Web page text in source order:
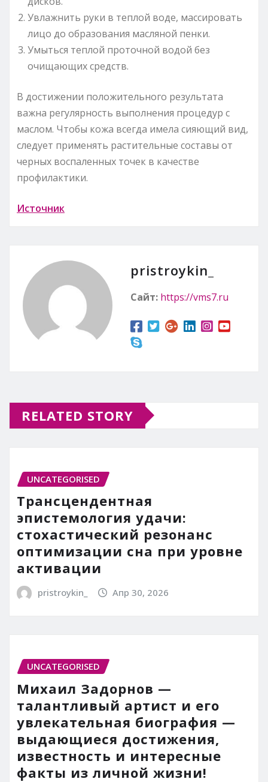
Увлажнить руки в теплой воде, массировать
лицо до образования масляной пенки.
Умыться теплой проточной водой без
очищающих средств.
В достижении положительного результата
важна регулярность выполнения процедур с
маслом. Чтобы кожа всегда имела сияющий вид,
следует применять растительные составы от
черных воспаленных точек в качестве
профилактики.
Источник
pristroykin_
Сайт: https://vms7.ru
RELATED STORY
UNCATEGORISED
Трансцендентная
эпистемология удачи:
стохастический резонанс
оптимизации сна при уровне
активации
pristroykin_ Апр 30, 2026
UNCATEGORISED
Михаил Задорнов —
талантливый артист и его
увлекательная биография —
выдающиеся достижения,
известность и интересные
факты из личной жизни!